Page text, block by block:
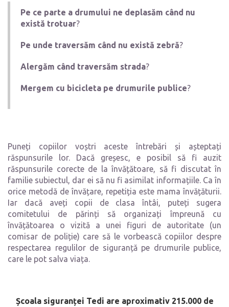
Pe ce parte a drumului ne deplasăm când nu
există trotuar?
Pe unde traversăm când nu există zebră?
Alergăm când traversăm strada?
Mergem cu bicicleta pe drumurile publice?
Puneți copiilor voștri aceste întrebări și așteptați
răspunsurile lor. Dacă greșesc, e posibil să fi auzit
răspunsurile corecte de la învățătoare, să fi discutat în
familie subiectul, dar ei să nu fi asimilat informațiile. Ca în
orice metodă de învățare, repetiția este mama învățăturii.
Iar dacă aveți copii de clasa întâi, puteți sugera
comitetului de părinți să organizați împreună cu
învățătoarea o vizită a unei figuri de autoritate (un
comisar de poliție) care să le vorbească copiilor despre
respectarea regulilor de siguranță pe drumurile publice,
care le pot salva viața.
Școala siguranței Tedi are aproximativ 215.000 de